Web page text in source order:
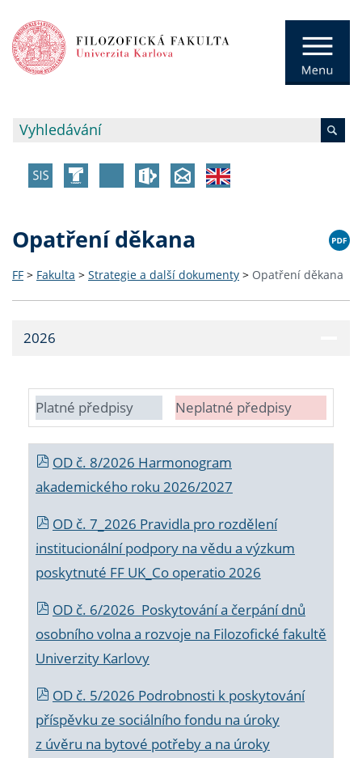
Opatření děkana
FF > Fakulta > Strategie a další dokumenty > Opatření děkana
2026
Platné předpisy Neplatné předpisy
OD č. 8/2026 Harmonogram
akademického roku 2026/2027
OD č. 7_2026 Pravidla pro rozdělení
institucionální podpory na vědu a výzkum
poskytnuté FF UK_Co operatio 2026
OD č. 6/2026 Poskytování a čerpání dnů
osobního volna a rozvoje na Filozofické fakultě
Univerzity Karlovy
OD č. 5/2026 Podrobnosti k poskytování
příspěvku ze sociálního fondu na úroky
z úvěru na bytové potřeby a na úroky